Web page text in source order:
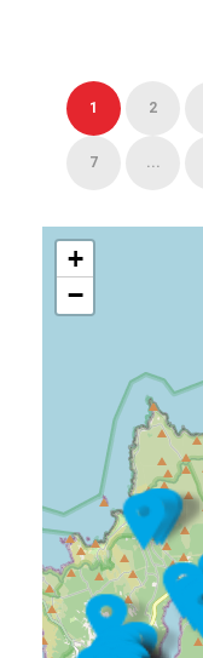
1 2
7 ...
+
−